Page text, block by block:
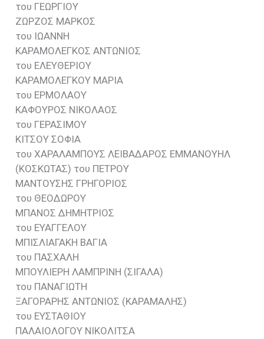
του ΓΕΩΡΓΙΟΥ
ΖΩΡΖΟΣ ΜΑΡΚΟΣ
του ΙΩΑΝΝΗ
ΚΑΡΑΜΟΛΕΓΚΟΣ ΑΝΤΩΝΙΟΣ
του ΕΛΕΥΘΕΡΙΟΥ
ΚΑΡΑΜΟΛΕΓΚΟΥ ΜΑΡΙΑ
του ΕΡΜΟΛΑΟΥ
ΚΑΦΟΥΡΟΣ ΝΙΚΟΛΑΟΣ
του ΓΕΡΑΣΙΜΟΥ
ΚΙΤΣΟΥ ΣΟΦΙΑ
του ΧΑΡΑΛΑΜΠΟΥΣ ΛΕΙΒΑΔΑΡΟΣ ΕΜΜΑΝΟΥΗΛ
(ΚΟΣΚΩΤΑΣ) του ΠΕΤΡΟΥ
ΜΑΝΤΟΥΣΗΣ ΓΡΗΓΟΡΙΟΣ
του ΘΕΟΔΩΡΟΥ
ΜΠΑΝΟΣ ΔΗΜΗΤΡΙΟΣ
του ΕΥΑΓΓΕΛΟΥ
ΜΠΙΣΛΙΑΓΑΚΗ ΒΑΓΙΑ
του ΠΑΣΧΑΛΗ
ΜΠΟΥΛΙΕΡΗ ΛΑΜΠΡΙΝΗ (ΣΙΓΑΛΑ)
του ΠΑΝΑΓΙΩΤΗ
ΞΑΓΟΡΑΡΗΣ ΑΝΤΩΝΙΟΣ (ΚΑΡΑΜΑΛΗΣ)
του ΕΥΣΤΑΘΙΟΥ
ΠΑΛΑΙΟΛΟΓΟΥ ΝΙΚΟΛΙΤΣΑ